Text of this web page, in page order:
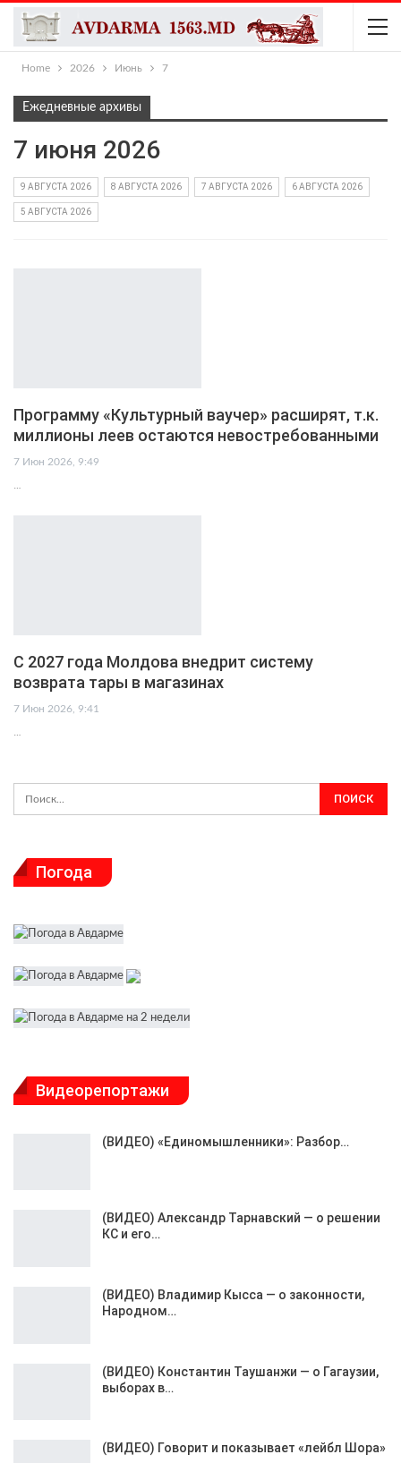
Home 2026 Июнь 7
Ежедневные архивы
7 июня 2026
9 АВГУСТА 2026 8 АВГУСТА 2026 7 АВГУСТА 2026 6 АВГУСТА 2026
5 АВГУСТА 2026
Программу «Культурный ваучер» расширят, т.к.
миллионы леев остаются невостребованными
7 Июн 2026, 9:49
…
С 2027 года Молдова внедрит систему
возврата тары в магазинах
7 Июн 2026, 9:41
…
Погода
Видеорепортажи
(ВИДЕО) «Единомышленники»: Разбор…
(ВИДЕО) Александр Тарнавский — о решении
КС и его…
(ВИДЕО) Владимир Кысса — о законности,
Народном…
(ВИДЕО) Константин Таушанжи — о Гагаузии,
выборах в…
(ВИДЕО) Говорит и показывает «лейбл Шора»